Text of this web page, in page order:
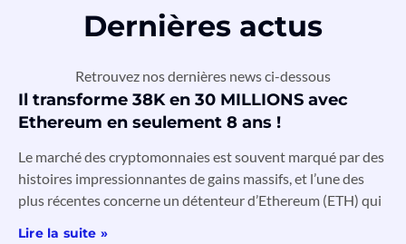
Dernières actus
Retrouvez nos dernières news ci-dessous
Il transforme 38K en 30 MILLIONS avec
Ethereum en seulement 8 ans !
Le marché des cryptomonnaies est souvent marqué par des
histoires impressionnantes de gains massifs, et l’une des
plus récentes concerne un détenteur d’Ethereum (ETH) qui
Lire la suite »